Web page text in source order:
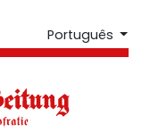
Português